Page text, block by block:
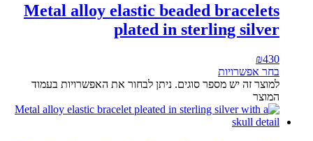
Metal alloy elastic beaded bracelets
plated in sterling silver
₪430
בחר אפשרויות
למוצר זה יש מספר סוגים. ניתן לבחור את האפשרויות בעמוד
המוצר